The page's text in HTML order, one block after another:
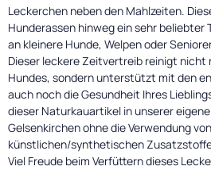
Leckerchen neben den Mahlzeiten.
Hunderassen hinweg ein sehr beliebter
an kleinere Hunde, Welpen oder
Dieser leckere Zeitvertreib reinigt nicht
Hundes, sondern unterstützt mit den
auch noch die Gesundheit Ihres
dieser Naturkauartikel in unserer
Gelsenkirchen ohne die Verwendung von
künstlichen/synthetischen
Viel Freude beim Verfüttern dieses